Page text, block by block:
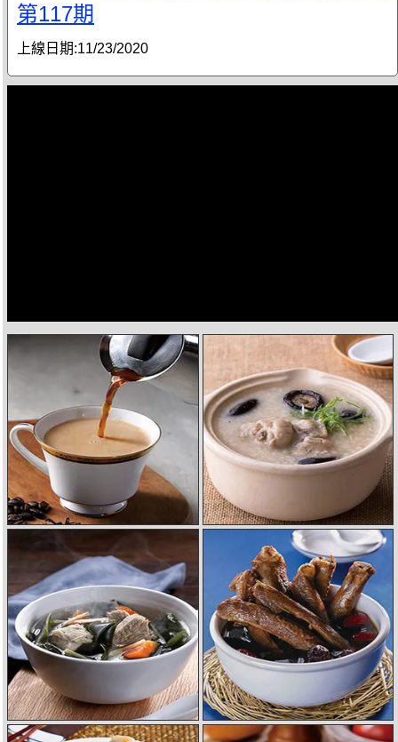
第117期
上線日期:11/23/2020